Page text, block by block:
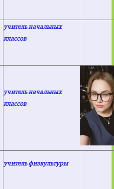
учитель начальных
классов
учитель начальных
классов
учитель физкультуры